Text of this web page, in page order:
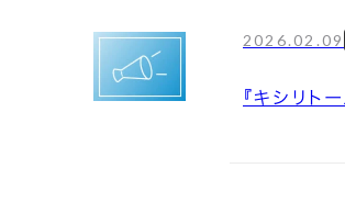
2026.02.09
『キシリト